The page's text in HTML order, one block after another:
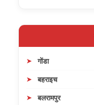
गोंडा
बहराइच
बलरामपुर